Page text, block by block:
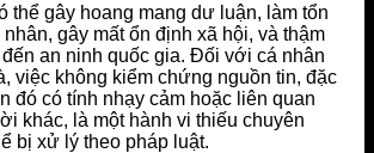
thể gây hoang mang dư luận, làm tổn
gây mất ổn định xã hội, và thậm
an ninh quốc gia. Đối với cá nhân
việc không kiểm chứng nguồn tin, đặc
đó có tính nhạy cảm hoặc liên quan
khác, là một hành vi thiếu chuyên
bị xử lý theo pháp luật.